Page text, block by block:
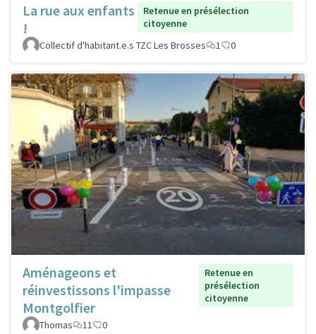
La rue aux enfants
!
Retenue en présélection
citoyenne
Collectif d'habitant.e.s TZC Les Brosses
1 0
Aménageons et
réinvestissons l'impasse
Montgolfier
Retenue en
présélection
citoyenne
Thomas 11 0